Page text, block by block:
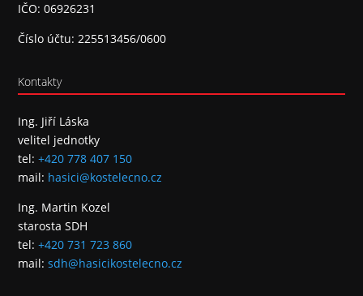
IČO: 06926231
Číslo účtu: 225513456/0600
Kontakty
Ing. Jiří Láska
velitel jednotky
tel:+420 778 407 150
mail: hasici@kostelecno.cz
Ing. Martin Kozel
starosta SDH
tel:+420 731 723 860
mail:sdh@hasicikostelecno.cz